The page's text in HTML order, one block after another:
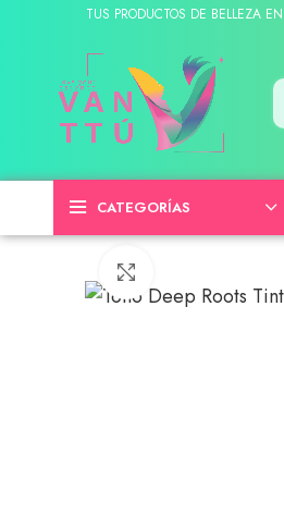
TUS PRODUCTOS DE BELLEZA
CATEGORÍAS